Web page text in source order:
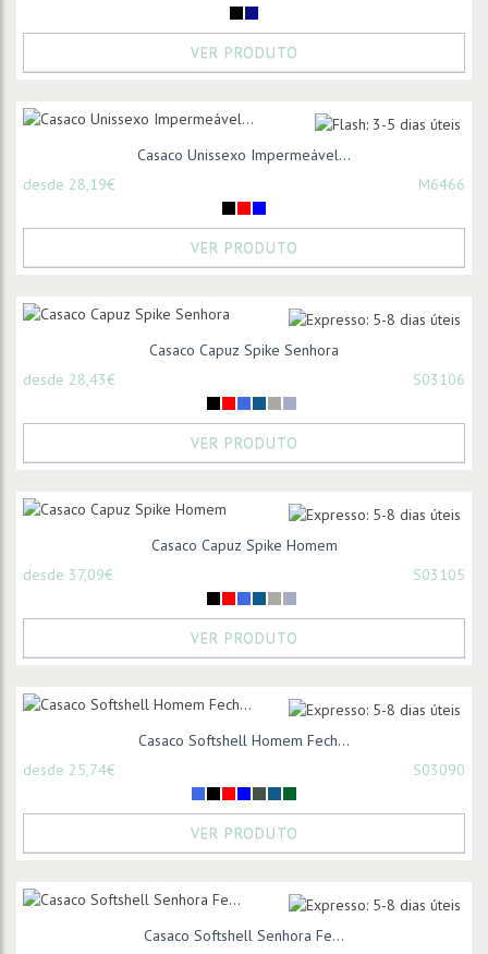
VER PRODUTO
Casaco Unissexo Impermeável...
desde 28,19€
M6466
VER PRODUTO
Casaco Capuz Spike Senhora
desde 28,43€
S03106
VER PRODUTO
Casaco Capuz Spike Homem
desde 37,09€
S03105
VER PRODUTO
Casaco Softshell Homem Fech...
desde 25,74€
S03090
VER PRODUTO
Casaco Softshell Senhora Fe...